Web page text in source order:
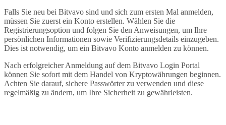
Falls Sie neu bei Bitvavo sind und sich zum ersten Mal anmelden,
müssen Sie zuerst ein Konto erstellen. Wählen Sie die
Registrierungsoption und folgen Sie den Anweisungen, um Ihre
persönlichen Informationen sowie Verifizierungsdetails einzugeben.
Dies ist notwendig, um ein Bitvavo Konto anmelden zu können.
Nach erfolgreicher Anmeldung auf dem Bitvavo Login Portal
können Sie sofort mit dem Handel von Kryptowährungen beginnen.
Achten Sie darauf, sichere Passwörter zu verwenden und diese
regelmäßig zu ändern, um Ihre Sicherheit zu gewährleisten.